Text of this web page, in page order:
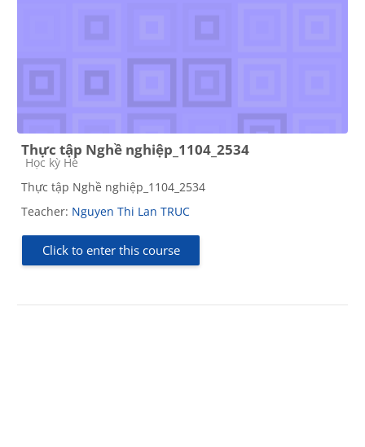
Thực tập Nghề nghiệp_1104_2534
Course category
Học kỳ Hè
Thực tập Nghề nghiệp_1104_2534
Teacher: Nguyen Thi Lan TRUC
Click to enter this course